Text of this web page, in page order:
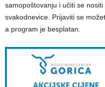
samopoštovanju i učiti se
svakodnevice. Prijaviti se
a program je besplatan.